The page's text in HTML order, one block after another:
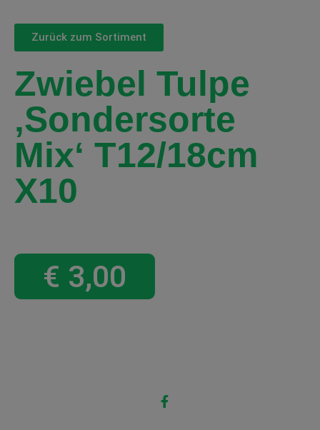
Zurück zum Sortiment
Zwiebel Tulpe
‚Sondersorte
Mix‘ T12/18cm
X10
€ 3,00